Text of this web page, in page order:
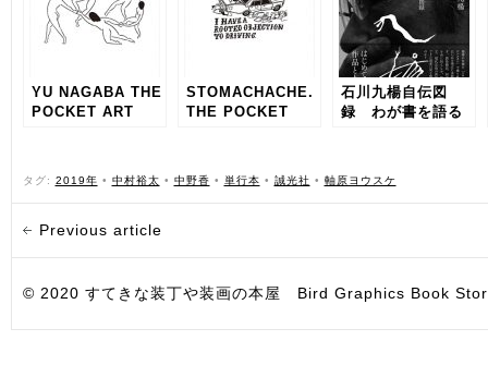
YU NAGABA THE
POCKET ART
STOMACHACHE.
THE POCKET
石川九楊自伝図
録 わが書を語る
タグ: 2019年 • 中村裕太 • 中野香 • 単行本 • 誠光社 • 軸原ヨウスケ
Previous article
© 2020 すてきな装丁や装画の本屋 Bird Graphics Book